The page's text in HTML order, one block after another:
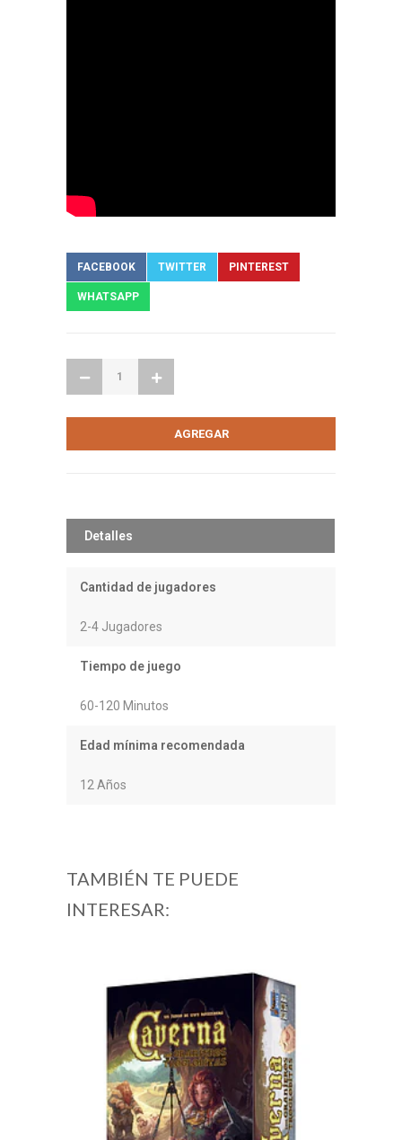
FACEBOOK TWITTER PINTEREST
WHATSAPP
Detalles
Cantidad de jugadores
2-4 Jugadores
Tiempo de juego
60-120 Minutos
Edad mínima recomendada
12 Años
TAMBIÉN TE PUEDE
INTERESAR: